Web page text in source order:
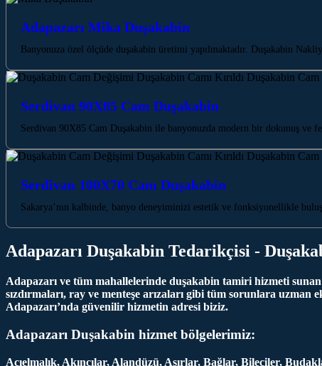
Adapazarı Mika Duşakabin
Banyonuza özel ölçüde duşakabin üretimi yapılmaktadır. Duşakabin
Serdivan 90X85 Cam Duşakabin
Serdivan 90X85 Cam Duşakabin ile banyonuzda modern bir dokunuş ve
Serdivan 100X70 Cam Duşakabin
Sakarya’nın kalbinde, banyo deneyiminizi estetik ve fonksiyonellikle
Adapazarı Duşakabin Tedarikçisi -
Adapazarı ve tüm mahallelerinde duşakabin tamiri hizmeti
sızdırmaları, ray ve menteşe arızaları gibi tüm sorunlara
Adapazarı’nda güvenilir hizmetin adresi biziz.
Adapazarı Duşakabin hizmet bölgelerimiz:
Acıelmalık, Akıncılar, Alandüzü, Aşırlar, Bağlar, Bileciler,